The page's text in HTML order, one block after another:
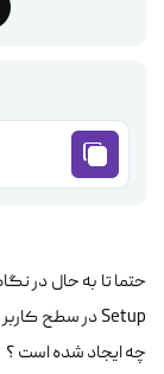
Setup در سطح کاربر
چه ایجاد شده است ؟